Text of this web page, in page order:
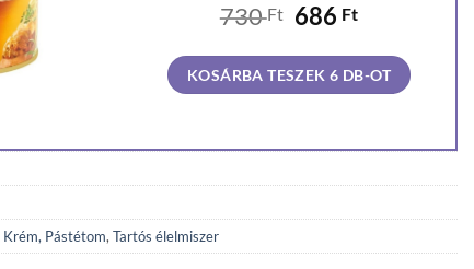
730Ft Original
was:
730 Ft.
686 FtCurrent
is:
686 Ft.
KOSÁRBA TESZEK 6 DB-OT
Krém, Pástétom, Tartós élelmiszer